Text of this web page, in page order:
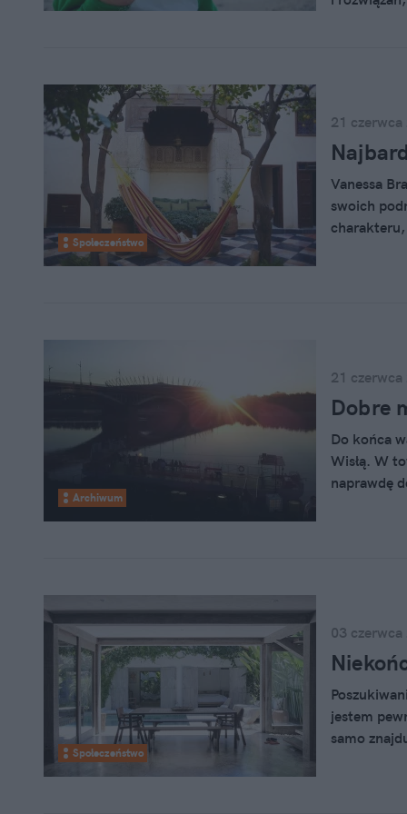
Społeczeństwo
21
Vanessa
swoich
Archiwum
21
Dobre
Do końca
Wisłą. W
naprawdę
Społeczeństwo
03
jestem
samo